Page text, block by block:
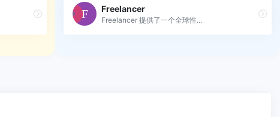
Freelancer
Freelancer 提供了一个全球性...